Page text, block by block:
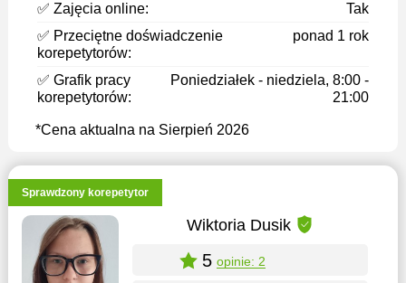
✅ Zajęcia online:
Tak
✅ Przeciętne doświadczenie
korepetytorów:
ponad 1 rok
✅ Grafik pracy
korepetytorów:
Poniedziałek - niedziela, 8:00 -
21:00
*Cena aktualna na Sierpień 2026
Sprawdzony korepetytor
Wiktoria Dusik
5 opinie: 2